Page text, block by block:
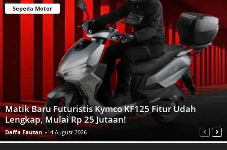
Sepeda Motor
Matik Baru Futuristis Kymco KF125 Fitur Udah
Lengkap, Mulai Rp 25 Jutaan!
Daffa Fauzan - 4 August 2026